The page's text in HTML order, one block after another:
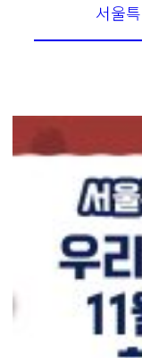
서울